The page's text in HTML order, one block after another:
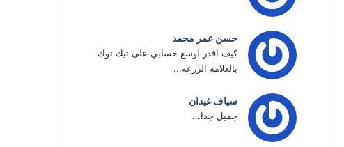
حسن عمر محمد
كيف اقدر اوسع حسابي على تيك توك
بالعلامه الزرعه...
سياف غيدان
جميل جدا...